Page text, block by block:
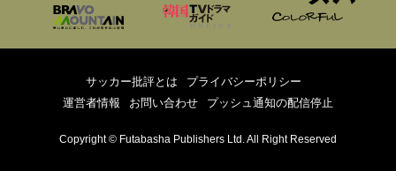
サッカー批評とは
プライバシーポリシー
運営者情報
お問い合わせ プッシュ通知の配信停止
Copyright © Futabasha Publishers Ltd. All Right Reserved